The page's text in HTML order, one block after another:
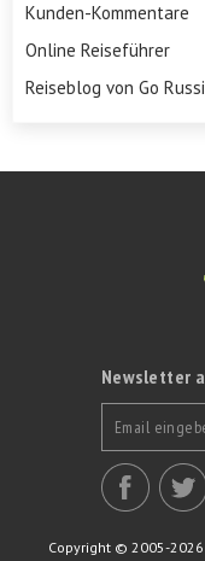
Kunden-Kommentare
Online Reiseführer
Reiseblog von Go
Newsletter
Copyright © 2005-2026